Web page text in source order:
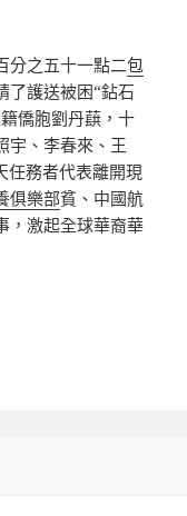
之五十一點二包
了護送被困“鉆石
僑胞劉丹蕻，十
宇、李春來、王
任務者代表離開現
俱樂部貧、中國航
，激起全球華裔華